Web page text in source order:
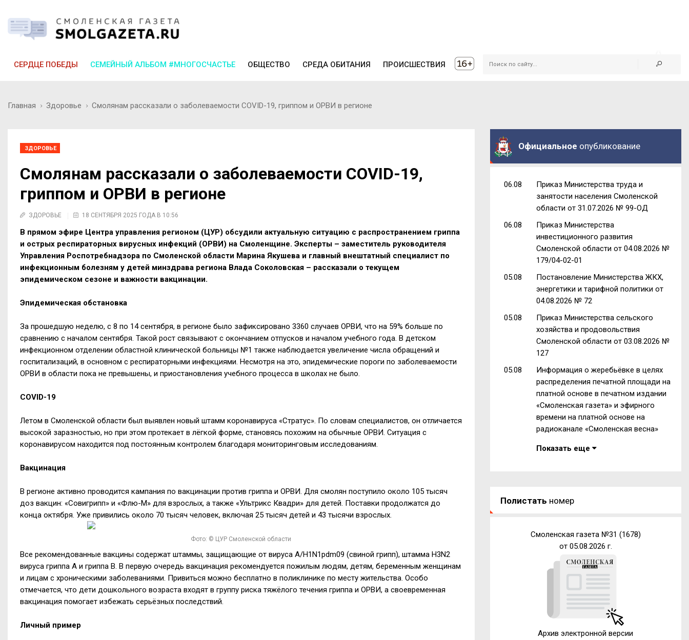
СЕРДЦЕ ПОБЕДЫ СЕМЕЙНЫЙ АЛЬБОМ #МНОГОСЧАСТЬЕ ОБЩЕСТВО СРЕДА ОБИТАНИЯ ПРОИСШЕСТВИЯ
Главная Здоровье Смолянам рассказали о заболеваемости COVID-19, гриппом и ОРВИ в регионе
ЗДОРОВЬЕ
Смолянам рассказали о заболеваемости COVID-19,
гриппом и ОРВИ в регионе
ЗДОРОВЬЕ 18 СЕНТЯБРЯ 2025 ГОДА В 10:56
В прямом эфире Центра управления регионом (ЦУР) обсудили актуальную ситуацию с распространением гриппа
и острых респираторных вирусных инфекций (ОРВИ) на Смоленщине. Эксперты – заместитель руководителя
Управления Роспотребнадзора по Смоленской области Марина Якушева и главный внештатный специалист по
инфекционным болезням у детей минздрава региона Влада Соколовская – рассказали о текущем
эпидемическом сезоне и важности вакцинации.
Эпидемическая обстановка
За прошедшую неделю, с 8 по 14 сентября, в регионе было зафиксировано 3360 случаев ОРВИ, что на 59% больше по
сравнению с началом сентября. Такой рост связывают с окончанием отпусков и началом учебного года. В детском
инфекционном отделении областной клинической больницы №1 также наблюдается увеличение числа обращений и
госпитализаций, в основном с респираторными инфекциями. Несмотря на это, эпидемические пороги по заболеваемости
ОРВИ в области пока не превышены, и приостановления учебного процесса в школах не было.
COVID-19
Летом в Смоленской области был выявлен новый штамм коронавируса «Стратус». По словам специалистов, он отличается
высокой заразностью, но при этом протекает в лёгкой форме, становясь похожим на обычные ОРВИ. Ситуация с
коронавирусом находится под постоянным контролем благодаря мониторинговым исследованиям.
Вакцинация
В регионе активно проводится кампания по вакцинации против гриппа и ОРВИ. Для смолян поступило около 105 тысяч
доз вакцин: «Совигрипп» и «Флю-М» для взрослых, а также «Ультрикс Квадри» для детей. Поставки продолжатся до
конца октября. Уже привились около 70 тысяч человек, включая 25 тысяч детей и 43 тысячи взрослых.
Фото: © ЦУР Смоленской области
Все рекомендованные вакцины содержат штаммы, защищающие от вируса A/H1N1pdm09 (свиной грипп), штамма H3N2
вируса гриппа A и гриппа B. В первую очередь вакцинация рекомендуется пожилым людям, детям, беременным женщинам
и лицам с хроническими заболеваниями. Привиться можно бесплатно в поликлинике по месту жительства. Особо
отмечается, что дети дошкольного возраста входят в группу риска тяжёлого течения гриппа и ОРВИ, а своевременная
вакцинация помогает избежать серьёзных последствий.
Личный пример
Официальное опубликование
06.08
Приказ Министерства труда и
занятости населения Смоленской
области от 31.07.2026 № 99-ОД
06.08
Приказ Министерства
инвестиционного развития
Смоленской области от 04.08.2026 №
179/04-02-01
05.08
Постановление Министерства ЖКХ,
энергетики и тарифной политики от
04.08.2026 № 72
05.08
Приказ Министерства сельского
хозяйства и продовольствия
Смоленской области от 03.08.2026 №
127
05.08
Информация о жеребьёвке в целях
распределения печатной площади на
платной основе в печатном издании
«Смоленская газета» и эфирного
времени на платной основе на
радиоканале «Смоленская весна»
Показать еще
Полистать номер
Смоленская газета №31 (1678)
от 05.08.2026 г.
Архив электронной версии